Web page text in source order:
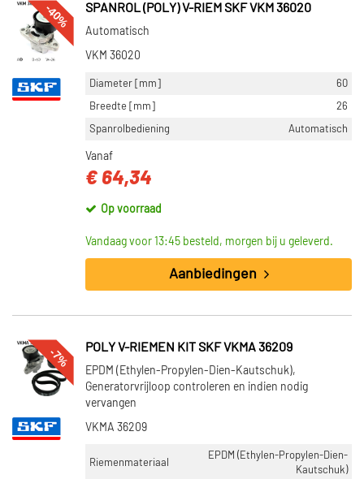
-40% SPANROL (POLY) V-RIEM SKF VKM 36020
Automatisch
VKM 36020
Diameter [mm]
60
Breedte [mm]
26
Spanrolbediening
Automatisch
Vanaf
€ 64,34
Op voorraad
Vandaag voor 13:45 besteld, morgen bij u geleverd.
Aanbiedingen
-7% POLY V-RIEMEN KIT SKF VKMA 36209
EPDM (Ethylen-Propylen-Dien-Kautschuk),
Generatorvrijloop controleren en indien nodig
vervangen
VKMA 36209
Riemenmateriaal
EPDM (Ethylen-Propylen-Dien-
Kautschuk)